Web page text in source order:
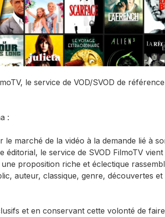
le service de VOD/SVOD de
:
le marché de la vidéo à la demande lié à
le service de SVOD FilmoTV vient
proposition riche et éclectique
auteur, classique, genre, découvertes et
et en conservant cette volonté de faire